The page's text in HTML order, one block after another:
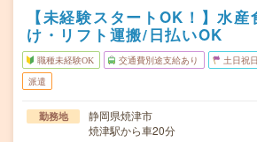
【未経験スタートOK！】水
け・リフト運搬/日払いOK
職種未経験OK 交通費別途支給あり 土日祝
派遣
勤務地
静岡県焼津市
焼津駅から車20分